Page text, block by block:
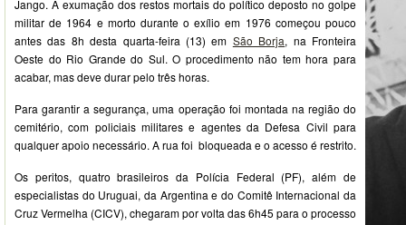
Jango. A exumação dos restos mortais do político deposto no golpe
militar de 1964 e morto durante o exílio em 1976 começou pouco
antes das 8h desta quarta-feira (13) em São Borja, na Fronteira
Oeste do Rio Grande do Sul. O procedimento não tem hora para
acabar, mas deve durar pelo três horas.
Para garantir a segurança, uma operação foi montada na região do
cemitério, com policiais militares e agentes da Defesa Civil para
qualquer apoio necessário. A rua foi bloqueada e o acesso é restrito.
Os peritos, quatro brasileiros da Polícia Federal (PF), além de
especialistas do Uruguai, da Argentina e do Comitê Internacional da
Cruz Vermelha (CICV), chegaram por volta das 6h45 para o processo